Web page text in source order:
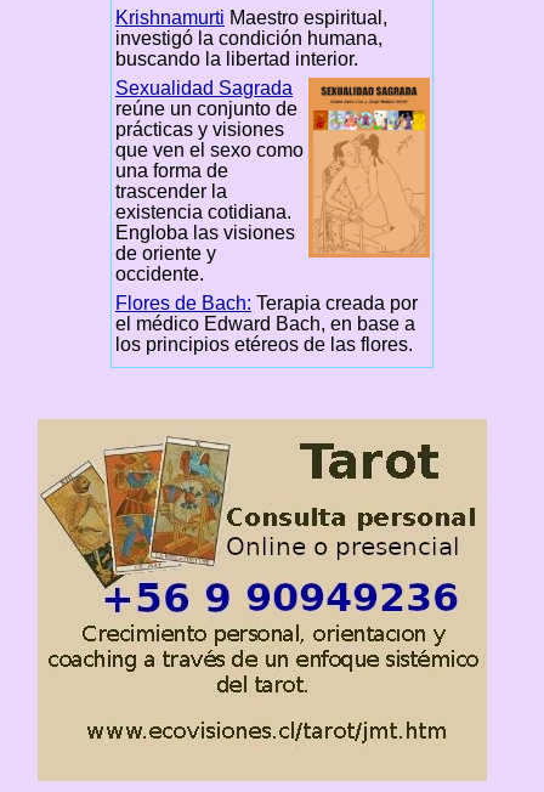
Krishnamurti Maestro espiritual,
investigó la condición humana,
buscando la libertad interior.
Sexualidad Sagrada
reúne un conjunto de
prácticas y visiones
que ven el sexo como
una forma de
trascender la
existencia cotidiana.
Engloba las visiones
de oriente y
occidente.
Flores de Bach: Terapia creada por
el médico Edward Bach, en base a
los principios etéreos de las flores.